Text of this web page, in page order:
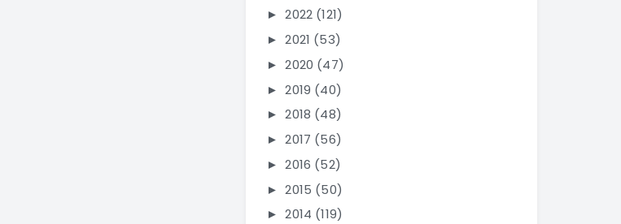
► 2022 (121)
► 2021 (53)
► 2020 (47)
► 2019 (40)
► 2018 (48)
► 2017 (56)
► 2016 (52)
► 2015 (50)
► 2014 (119)